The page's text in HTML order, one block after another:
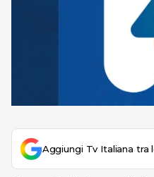
Aggiungi Tv Italiana